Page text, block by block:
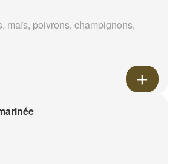
maïs, poivrons, champignons,